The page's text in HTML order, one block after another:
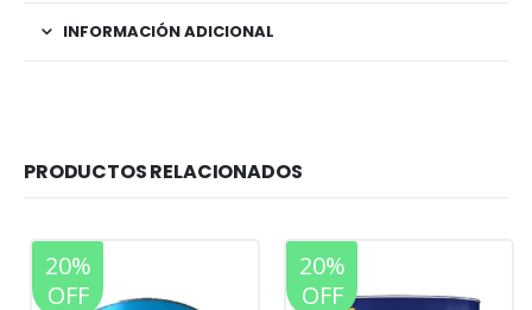
INFORMACIÓN ADICIONAL
PRODUCTOS RELACIONADOS
20%
OFF
20%
OFF